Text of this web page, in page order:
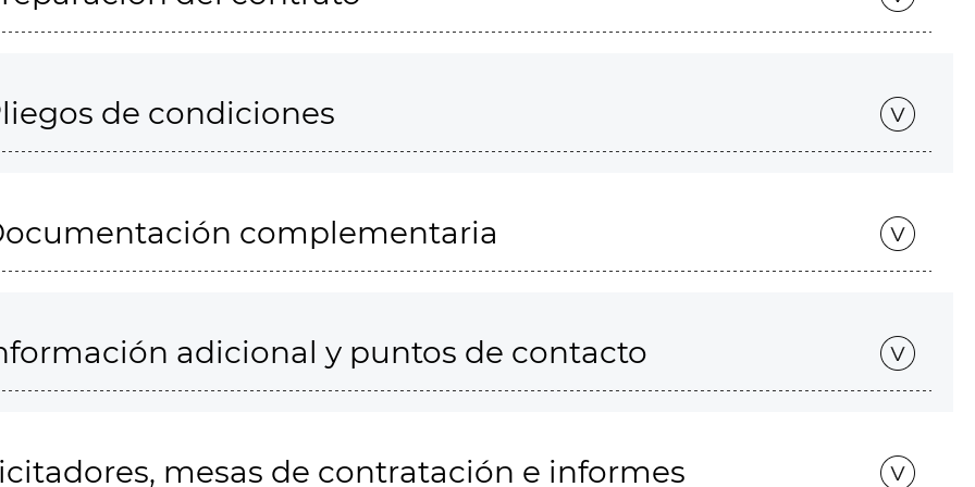
de condiciones
complementaria
adicional y puntos de contacto
mesas de contratación e informes